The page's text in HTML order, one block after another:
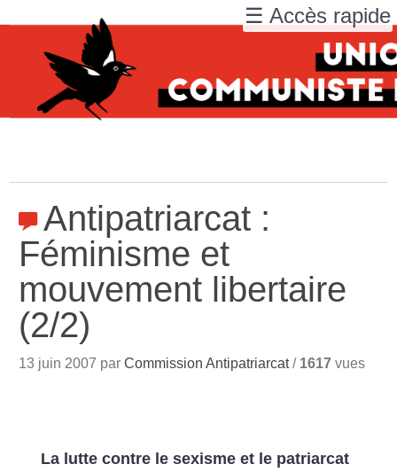
Antipatriarcat :
Féminisme et
mouvement libertaire
(2/2)
13 juin 2007 parCommission Antipatriarcat/ 1617 vues
La lutte contre le sexisme et le patriarcat
☰ Accès rapide